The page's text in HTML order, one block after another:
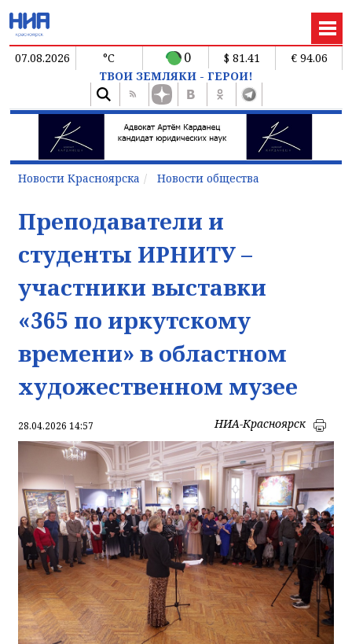
07.08.2026 °C 0 $ 81.41
€ 94.06
ТВОИ ЗЕМЛЯКИ - ГЕРОИ!
Новости Красноярска Новости общества
Преподаватели и
студенты ИРНИТУ –
участники выставки
«365 по иркутскому
времени» в областном
художественном музее
28.04.2026 14:57 НИА-Красноярск